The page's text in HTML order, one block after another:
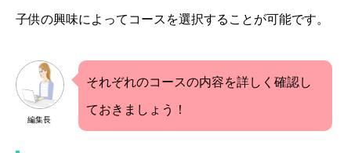
子供の興味によってコースを選択することが可能です。
編集長
それぞれのコースの内容を詳しく確認し
ておきましょう！